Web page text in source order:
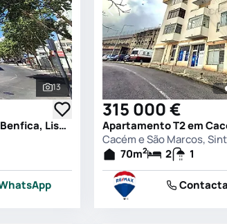
Ver todas as fotografias
13
Apartamento T3 em São Domingos de Benfica, Lisboa
315 000 €
Apartamento T2 em
Cacém e São Marcos,
70m2 2 1